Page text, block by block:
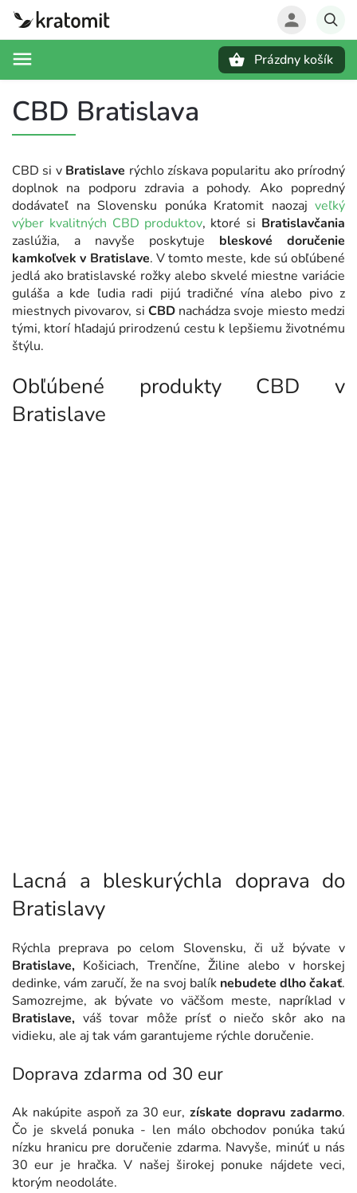
Prázdny košík
CBD Bratislava
CBD si v Bratislave rýchlo získava popularitu ako prírodný
doplnok na podporu zdravia a pohody. Ako popredný
dodávateľ na Slovensku ponúka Kratomit naozaj veľký
výber kvalitných CBD produktov, ktoré si Bratislavčania
zaslúžia, a navyše poskytuje bleskové doručenie
kamkoľvek v Bratislave. V tomto meste, kde sú obľúbené
jedlá ako bratislavské rožky alebo skvelé miestne variácie
guláša a kde ľudia radi pijú tradičné vína alebo pivo z
miestnych pivovarov, si CBDnachádza svoje miesto medzi
tými, ktorí hľadajú prirodzenú cestu k lepšiemu životnému
štýlu.
Obľúbené produkty CBD v
Bratislave
Lacná a bleskurýchla doprava do
Bratislavy
Rýchla preprava po celom Slovensku, či už bývate v
Bratislave, Košiciach, Trenčíne, Žiline alebo v horskej
dedinke, vám zaručí, že na svoj balík nebudete dlho čakať.
Samozrejme, ak bývate vo väčšom meste, napríklad v
Bratislave, váš tovar môže prísť o niečo skôr ako na
vidieku, ale aj tak vám garantujeme rýchle doručenie.
Doprava zdarma od 30 eur
Ak nakúpite aspoň za 30 eur,získate dopravu zadarmo.
Čo je skvelá ponuka - len málo obchodov ponúka takú
nízku hranicu pre doručenie zdarma. Navyše, minúť u nás
30 eur je hračka. V našej širokej ponuke nájdete veci,
ktorým neodoláte.